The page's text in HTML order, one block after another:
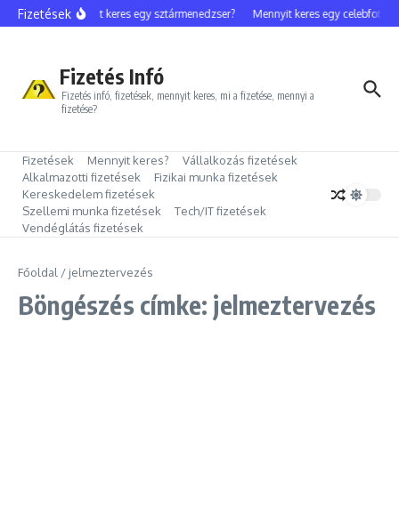
Ugrás a tartalomhoz
FizetésekMennyit keres egy sztármenedzser? Mennyit keres egy celebfotós?
Fizetés Infó
Fizetés infó, fizetések, mennyit keres, mi a fizetése, mennyi a
fizetése?
Fizetések Mennyit keres?
Vállalkozás fizetések
Alkalmazotti fizetések
Fizikai munka fizetések
Kereskedelem fizetések
Szellemi munka fizetések
Tech/IT fizetések
Vendéglátás fizetések
Főoldal / jelmeztervezés
Böngészés címke: jelmeztervezés